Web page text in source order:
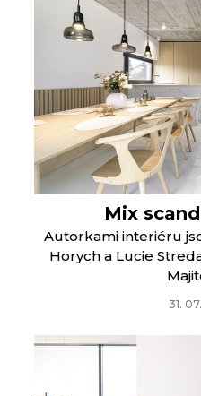
Mix
Autorkami interiéru
Horych a Lucie
31.